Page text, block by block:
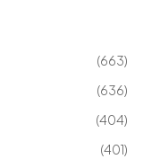
(663)
(636)
(404)
(401)